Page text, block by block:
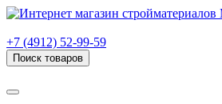
+7 (4912) 52-99-59
Поиск товаров